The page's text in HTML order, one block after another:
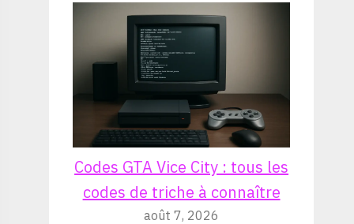
Codes GTA Vice City : tous les
codes de triche à connaître
août 7, 2026